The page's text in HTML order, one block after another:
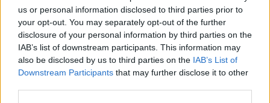
us or personal information disclosed to third parties prior to
your opt-out. You may separately opt-out of the further
disclosure of your personal information by third parties on the
IAB’s list of downstream participants. This information may
also be disclosed by us to third parties on the IAB’s List of
Downstream Participants that may further disclose it to other
Grullaia
Spot
​Il grande vuoto
​La guerra dei mondi
Marciare non marcire
Fase due